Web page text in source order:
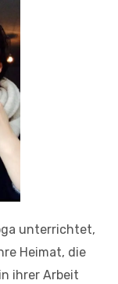
unterrichtet,
Heimat, die
ihrer Arbeit